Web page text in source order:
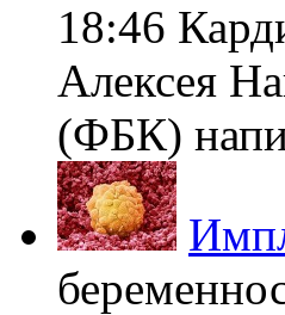
18:46
Алексея
(ФБК)